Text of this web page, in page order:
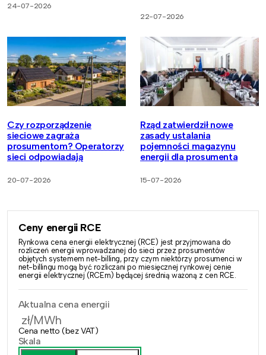
24-07-2026
22-07-2026
Czy rozporządzenie
sieciowe zagraża
prosumentom? Operatorzy
sieci odpowiadają
20-07-2026
Rząd zatwierdził nowe
zasady ustalania
pojemności magazynu
energii dla prosumenta
15-07-2026
Ceny energii RCE
Rynkowa cena energii elektrycznej (RCE) jest przyjmowana do
rozliczeń energii wprowadzanej do sieci przez prosumentów
objętych systemem net-billing, przy czym niektórzy prosumenci w
net-billingu mogą być rozliczani po miesięcznej rynkowej cenie
energii elektrycznej (RCEm) będącej średnią ważoną z cen RCE.
Aktualna cena energii
zł/MWh
Cena netto (bez VAT)
Skala